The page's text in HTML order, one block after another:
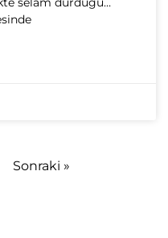
Sonraki »